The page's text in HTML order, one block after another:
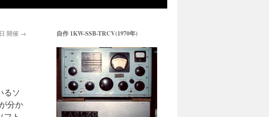
開催 →
るソ
分か
自作 1KW-SSB-TRCV(1970年)